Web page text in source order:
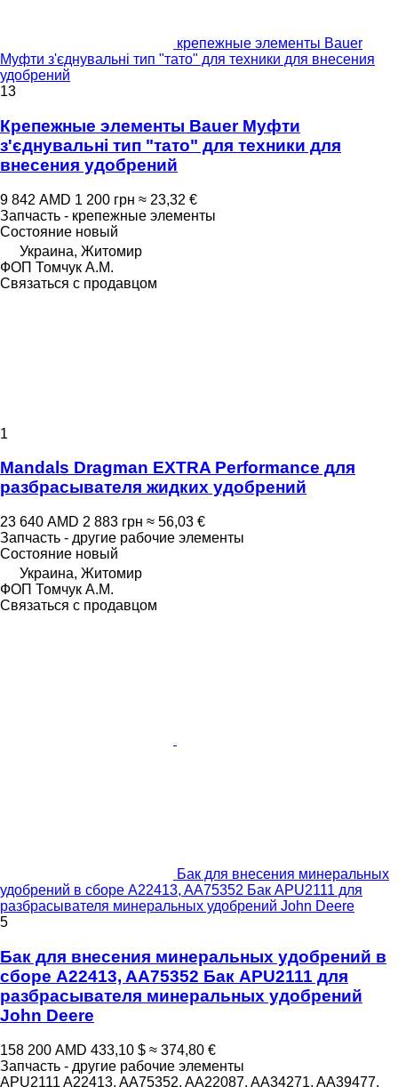
крепежные элементы Bauer
Муфти з'єднувальні тип "тато" для техники для внесения
удобрений
13
Крепежные элементы Bauer Муфти
з'єднувальні тип "тато" для техники для
внесения удобрений
9 842 AMD 1 200 грн ≈ 23,32 €
Запчасть - крепежные элементы
Состояние новый
Украина, Житомир
ФОП Томчук А.М.
Связаться с продавцом
1
Mandals Dragman EXTRA Performance для
разбрасывателя жидких удобрений
23 640 AMD 2 883 грн ≈ 56,03 €
Запчасть - другие рабочие элементы
Состояние новый
Украина, Житомир
ФОП Томчук А.М.
Связаться с продавцом
Бак для внесения минеральных
удобрений в сборе A22413, AA75352 Бак APU2111 для
разбрасывателя минеральных удобрений John Deere
5
Бак для внесения минеральных удобрений в
сборе A22413, AA75352 Бак APU2111 для
разбрасывателя минеральных удобрений
John Deere
158 200 AMD 433,10 $ ≈ 374,80 €
Запчасть - другие рабочие элементы
APU2111 A22413, AA75352, AA22087, AA34271, AA39477,